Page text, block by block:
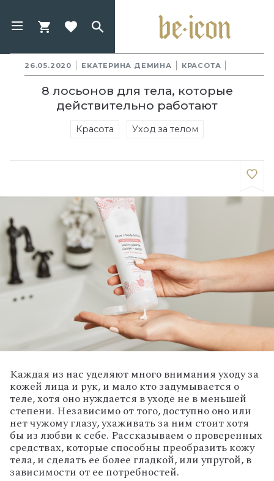
26.05.2020 ЕКАТЕРИНА ДЕМИНА КРАСОТА
8 лосьонов для тела, которые
действительно работают
Красота Уход за телом
Каждая из нас уделяют много внимания уходу за
кожей лица и рук, и мало кто задумывается о
теле, хотя оно нуждается в уходе не в меньшей
степени. Независимо от того, доступно оно или
нет чужому глазу, ухаживать за ним стоит хотя
бы из любви к себе. Рассказываем о проверенных
средствах, которые способны преобразить кожу
тела, и сделать ее более гладкой, или упругой, в
зависимости от ее потребностей.